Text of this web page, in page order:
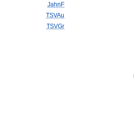
JahnF
TSVAu
TSVGr